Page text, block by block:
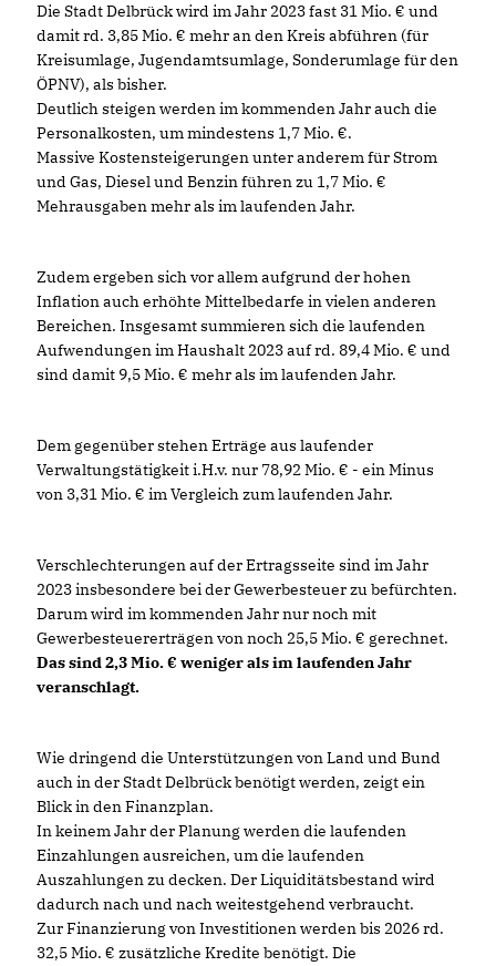
Die Stadt Delbrück wird im Jahr 2023 fast 31 Mio. € und
damit rd. 3,85 Mio. € mehr an den Kreis abführen (für
Kreisumlage, Jugendamtsumlage, Sonderumlage für den
ÖPNV), als bisher.
Deutlich steigen werden im kommenden Jahr auch die
Personalkosten, um mindestens 1,7 Mio. €.
Massive Kostensteigerungen unter anderem für Strom
und Gas, Diesel und Benzin führen zu 1,7 Mio.
Mehrausgaben mehr als im laufenden Jahr.
Zudem ergeben sich vor allem aufgrund der hohen
Inflation auch erhöhte Mittelbedarfe in vielen anderen
Bereichen. Insgesamt summieren sich die laufenden
Aufwendungen im Haushalt 2023 auf rd. 89,4 Mio. € und
sind damit 9,5 Mio. € mehr als im laufenden Jahr.
Dem gegenüber stehen Erträge aus laufender
Verwaltungstätigkeit i.H.v. nur 78,92 Mio. € - ein Minus
von 3,31 Mio. € im Vergleich zum laufenden Jahr.
Verschlechterungen auf der Ertragsseite sind im Jahr
2023 insbesondere bei der Gewerbesteuer zu befürchten.
Darum wird im kommenden Jahr nur noch mit
Gewerbesteuererträgen von noch 25,5 Mio. € gerechnet.
Das sind 2,3 Mio. € weniger als im laufenden Jahr
veranschlagt.
Wie dringend die Unterstützungen von Land und Bund
auch in der Stadt Delbrück benötigt werden, zeigt ein
Blick in den Finanzplan.
In keinem Jahr der Planung werden die laufenden
Einzahlungen ausreichen, um die laufenden
Auszahlungen zu decken. Der Liquiditätsbestand wird
dadurch nach und nach weitestgehend verbraucht.
Zur Finanzierung von Investitionen werden bis 2026 rd.
32,5 Mio. € zusätzliche Kredite benötigt. Die